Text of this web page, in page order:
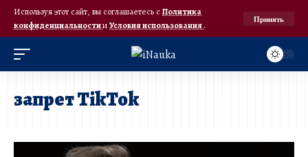
Используя этот сайт, вы соглашаетесь с Политика
конфиденциальностииУсловия использования.
Принять
запрет TikTok